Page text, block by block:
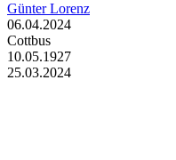
Günter Lorenz
06.04.2024
Cottbus
10.05.1927
25.03.2024